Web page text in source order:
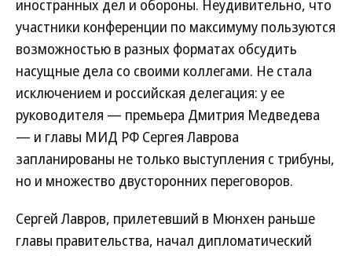
иностранных дел и обороны. Неудивительно, что
участники конференции по максимуму пользуются
возможностью в разных форматах обсудить
насущные дела со своими коллегами. Не стала
исключением и российская делегация: у ее
руководителя — премьера Дмитрия Медведева
— и главы МИД РФ Сергея Лаврова
запланированы не только выступления с трибуны,
но и множество двусторонних переговоров.
Сергей Лавров, прилетевший в Мюнхен раньше
главы правительства, начал дипломатический